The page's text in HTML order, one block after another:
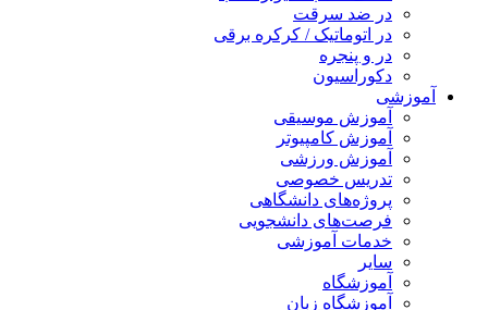
در ضد سرقت
در اتوماتیک / کرکره برقی
در و پنجره
دکوراسیون
آموزشی
آموزش موسیقی
آموزش کامپیوتر
آموزش ورزشی
تدریس خصوصی
پروژه‌های دانشگاهی
فرصت‌های دانشجویی
خدمات آموزشی
سایر
آموزشگاه
آموزشگاه زبان